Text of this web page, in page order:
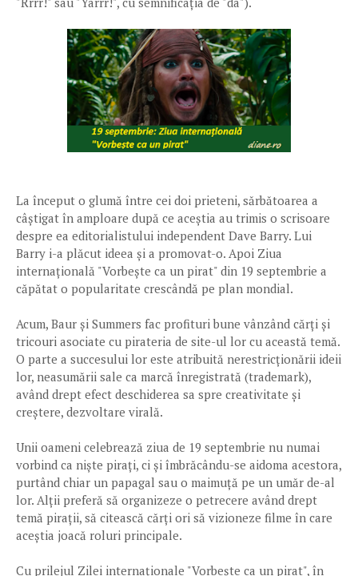
La început o glumă între cei doi prieteni, sărbătoarea a
câștigat în amploare după ce aceștia au trimis o scrisoare
despre ea editorialistului independent Dave Barry. Lui
Barry i-a plăcut ideea și a promovat-o. Apoi Ziua
internațională "Vorbește ca un pirat" din 19 septembrie a
căpătat o popularitate crescândă pe plan mondial.
Acum, Baur și Summers fac profituri bune vânzând cărți și
tricouri asociate cu pirateria de site-ul lor cu această temă.
O parte a succesului lor este atribuită nerestricționării ideii
lor, neasumării sale ca marcă înregistrată (trademark),
având drept efect deschiderea sa spre creativitate și
creștere, dezvoltare virală.
Unii oameni celebrează ziua de 19 septembrie nu numai
vorbind ca niște pirați, ci și îmbrăcându-se aidoma acestora,
purtând chiar un papagal sau o maimuță pe un umăr de-al
lor. Alții preferă să organizeze o petrecere având drept
temă pirații, să citească cărți ori să vizioneze filme în care
aceștia joacă roluri principale.
Cu prilejul Zilei internaționale "Vorbește ca un pirat", în